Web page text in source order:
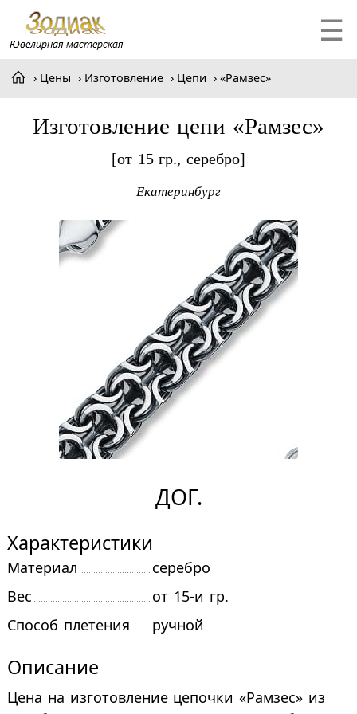
☰
Цены Изготовление Цепи «Рамзес»
Изготовление цепи «Рамзес»
[от 15 гр., серебро]
Екатеринбург
ДОГ.
Характеристики
материал
серебро
вес
от 15-и гр.
способ плетения
ручной
Описание
Цена на изготовление цепочки «Рамзес» из